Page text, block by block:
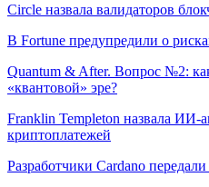
Circle назвала валидаторов
В Fortune предупредили о
Quantum & After. Вопрос №2:
«квантовой» эре?
Franklin Templeton назвала ИИ-
криптоплатежей
Разработчики Cardano